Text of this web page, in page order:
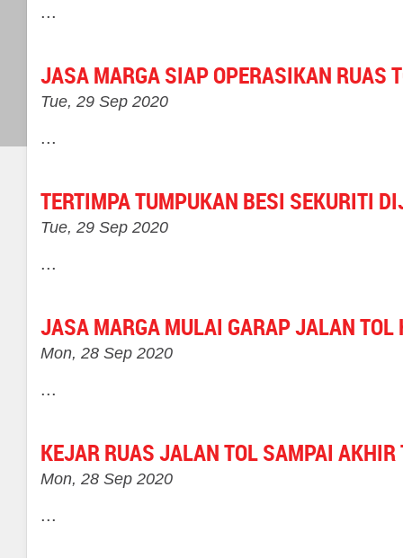
...
JASA MARGA SIAP OPERASIKAN RUAS
Tue, 29 Sep 2020
...
TERTIMPA TUMPUKAN BESI SEKURITI
Tue, 29 Sep 2020
...
JASA MARGA MULAI GARAP JALAN TOL
Mon, 28 Sep 2020
...
KEJAR RUAS JALAN TOL SAMPAI AKHIR
Mon, 28 Sep 2020
...